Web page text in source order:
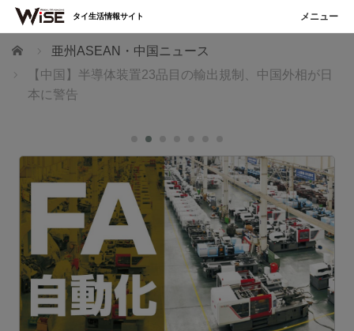
ホーム
亜州ASEAN・中国ニュース
【中国】半導体装置23品目の輸出規制、中国外相が日
本に警告
タイ生活情報サイト